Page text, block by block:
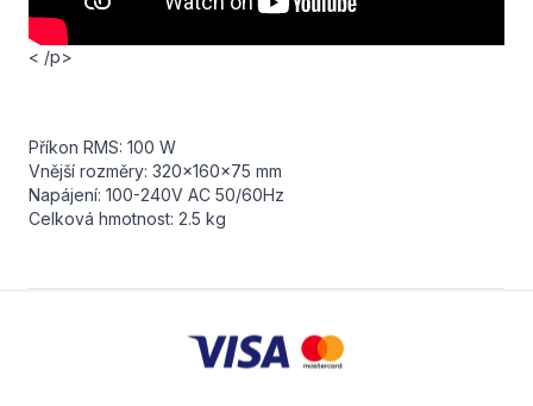
< /p>
Příkon RMS: 100 W
Vnější rozměry: 320x160x75 mm
Napájení: 100-240V AC 50/60Hz
Celková hmotnost: 2.5 kg